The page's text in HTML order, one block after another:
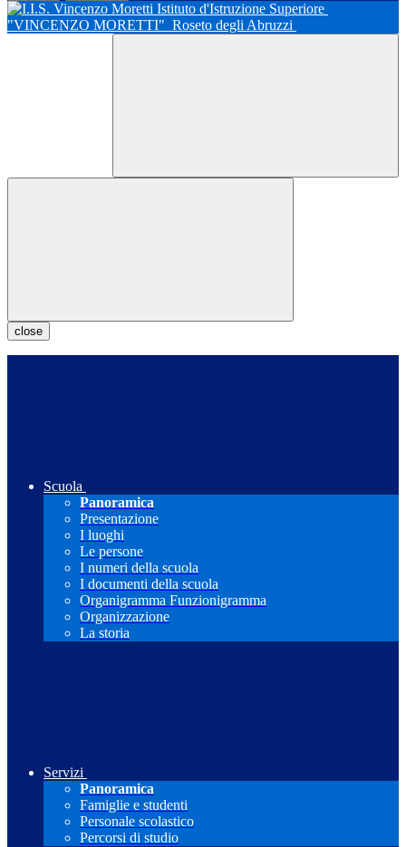
Istituto d'Istruzione Superiore
"VINCENZO MORETTI" Roseto degli Abruzzi
close
Scuola
Panoramica
Presentazione
I luoghi
Le persone
I numeri della scuola
I documenti della scuola
Organigramma Funzionigramma
Organizzazione
La storia
Servizi
Panoramica
Famiglie e studenti
Personale scolastico
Percorsi di studio